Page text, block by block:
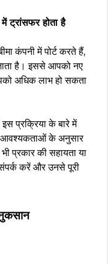
ट्रांसफर होता है
कंपनी में पोर्ट करते हैं,
है। इससे आपको नए
अधिक लाभ हो सकता
प्रक्रिया के बारे में
आवश्यकताओं के अनुसार
प्रकार की सहायता या
करें और उनसे पूरी